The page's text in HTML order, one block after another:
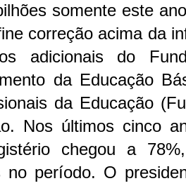
somente este
correção acima da
adicionais do
da Educação
da Educação
Nos últimos cinco
chegou a
no período. O